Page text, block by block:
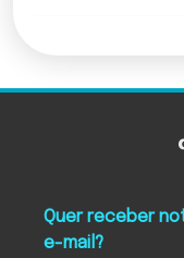
Quer receber
e-mail?